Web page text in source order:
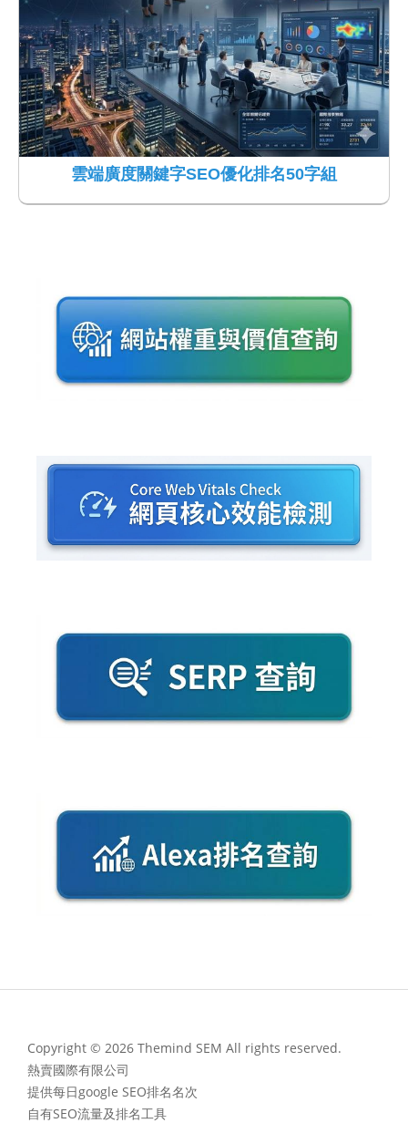
雲端廣度關鍵字SEO優化排名50字組
Copyright © 2026 Themind SEM All rights reserved.
熱賣國際有限公司
提供每日google SEO排名名次
自有SEO流量及排名工具